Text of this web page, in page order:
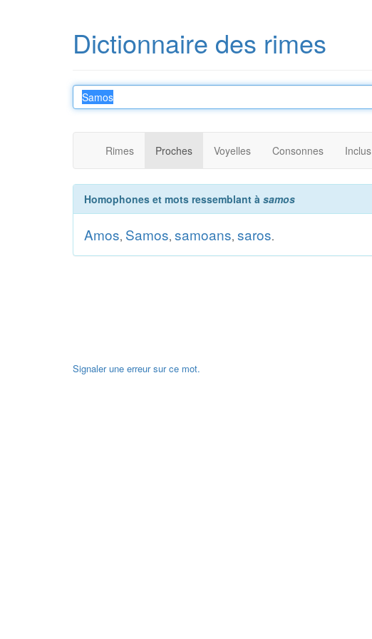
Dictionnaire des rimes
Rimes Proches Voyelles Consonnes Inclus
Homophones et mots ressemblant à samos
Amos, Samos, samoans, saros.
Signaler une erreur sur ce mot.